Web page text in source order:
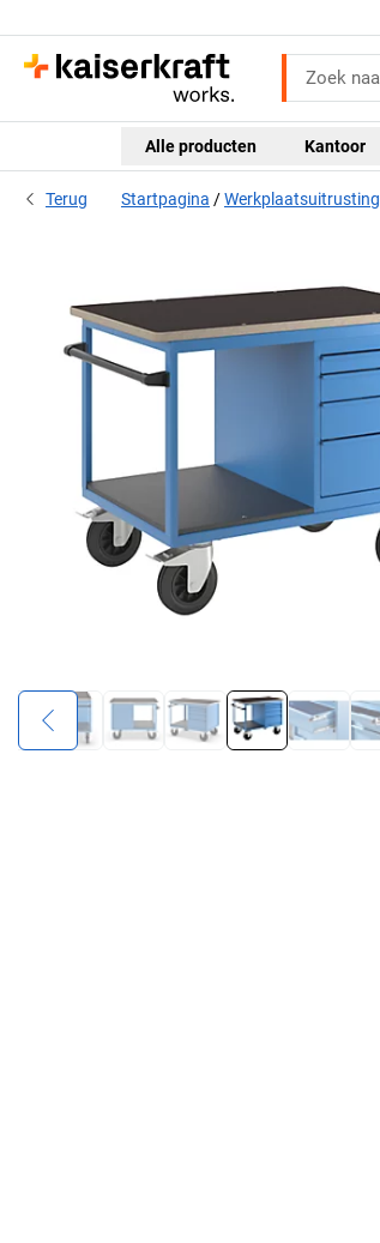
Alle producten Kantoor
Terug Startpagina Werkplaatsuitrusting